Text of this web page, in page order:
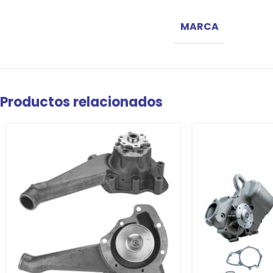
MARCA
Productos relacionados